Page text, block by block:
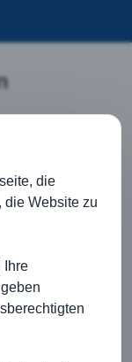
die
die Website zu
Ihre